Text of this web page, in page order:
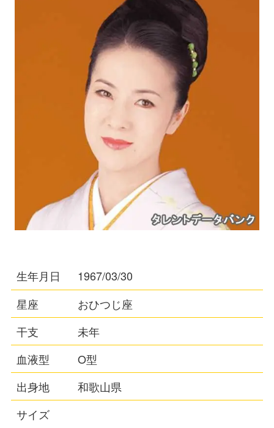
生年月日
1967/03/30
星座
おひつじ座
干支
未年
血液型
O型
出身地
和歌山県
サイズ